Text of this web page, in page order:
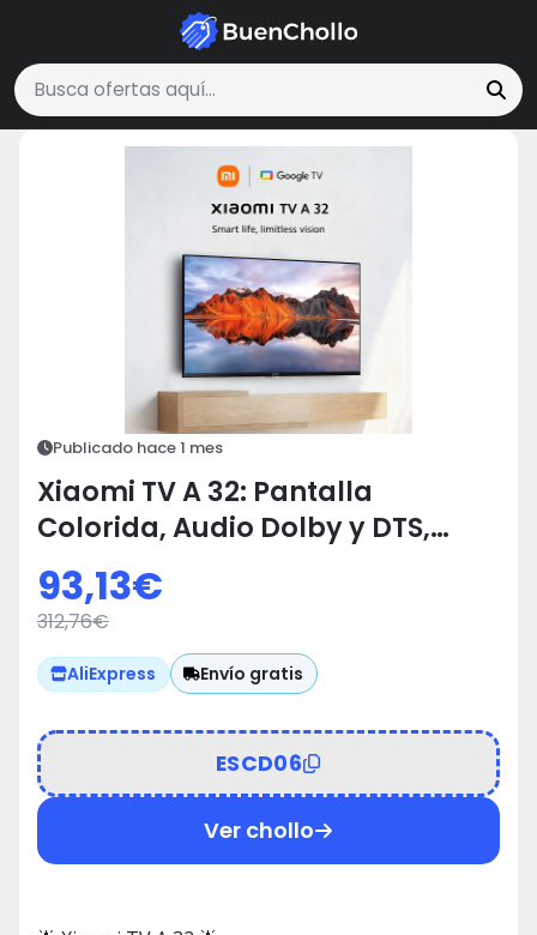
Buscar ofertas
Tecnología y ElectrónicaXiaomi TV A 32: Pantalla Colorida, Audio
Publicado hace 1 mes
Xiaomi TV A 32: Pantalla
Colorida, Audio Dolby y DTS,
Acabado Metálico 📺
93,13€
312,76€
AliExpress Envío gratis
ESCD06
Ver chollo